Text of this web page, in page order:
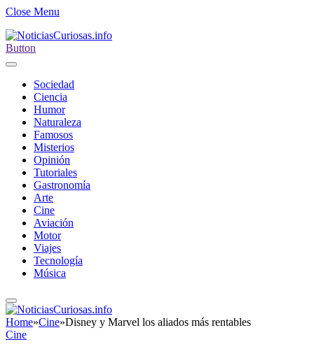
Close Menu
Button
Sociedad
Ciencia
Humor
Naturaleza
Famosos
Misterios
Opinión
Tutoriales
Gastronomía
Arte
Cine
Aviación
Motor
Viajes
Tecnología
Música
Home»Cine»Disney y Marvel los aliados más rentables
Cine